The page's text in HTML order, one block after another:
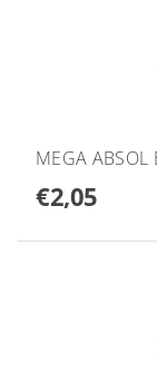
MEGA ABSOL
€2,05